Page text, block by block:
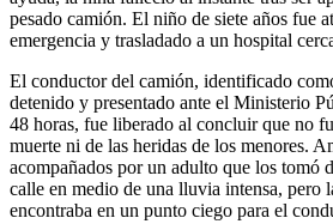
pesado camión. El niño de siete años fue
emergencia y trasladado a un hospital
El conductor del camión, identificado
detenido y presentado ante el Ministerio
48 horas, fue liberado al concluir que no
muerte ni de las heridas de los menores.
acompañados por un adulto que los tomó
calle en medio de una lluvia intensa, pero
encontraba en un punto ciego para el